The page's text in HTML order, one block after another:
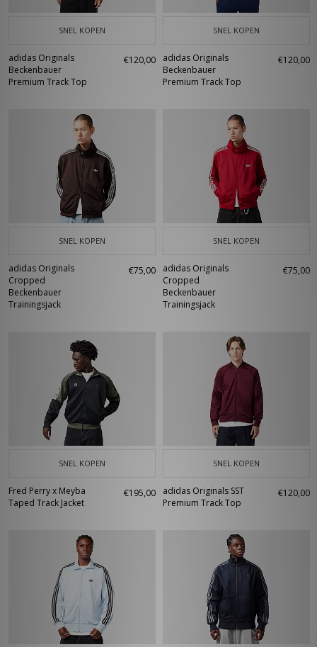
SNEL KOPEN
adidas Originals
Beckenbauer
Premium Track Top
€120,00
SNEL KOPEN
adidas Originals
Beckenbauer
Premium Track Top
€120,00
SNEL KOPEN
adidas Originals
Cropped
Beckenbauer
Trainingsjack
€75,00
SNEL KOPEN
adidas Originals
Cropped
Beckenbauer
Trainingsjack
€75,00
SNEL KOPEN
Fred Perry x Meyba
Taped Track Jacket
€195,00
SNEL KOPEN
adidas Originals SST
Premium Track Top
€120,00